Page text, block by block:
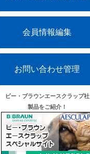
会員情報編集
お問い合わせ管理
ビー・ブラウンエースクラップ社
製品をご紹介！